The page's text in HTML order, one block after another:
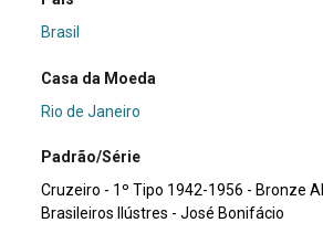
Brasil
Casa da Moeda
Rio de Janeiro
Padrão/Série
Cruzeiro - 1º Tipo 1942-1956 - Bronze
Brasileiros Ilústres - José Bonifácio